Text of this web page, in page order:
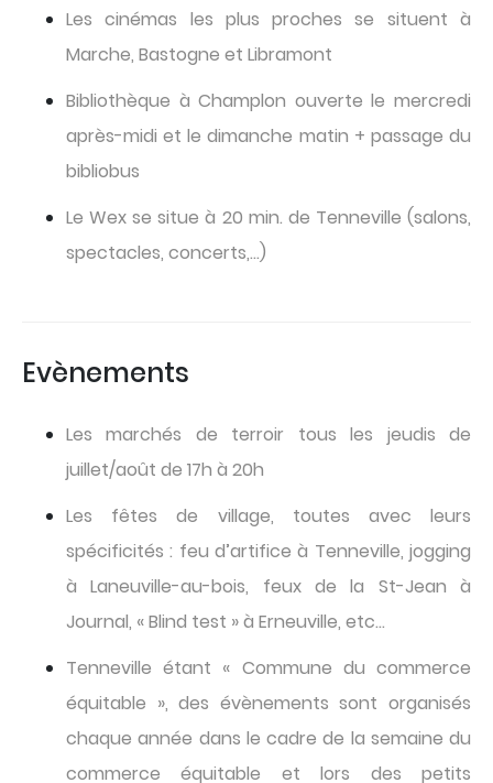
Les cinémas les plus proches se situent à
Marche, Bastogne et Libramont
Bibliothèque à Champlon ouverte le mercredi
après-midi et le dimanche matin + passage du
bibliobus
Le Wex se situe à 20 min. de Tenneville (salons,
spectacles, concerts,…)
Evènements
Les marchés de terroir tous les jeudis de
juillet/août de 17h à 20h
Les fêtes de village, toutes avec leurs
spécificités : feu d’artifice à Tenneville, jogging
à Laneuville-au-bois, feux de la St-Jean à
Journal, « Blind test » à Erneuville, etc…
Tenneville étant « Commune du commerce
équitable », des évènements sont organisés
chaque année dans le cadre de la semaine du
commerce équitable et lors des petits